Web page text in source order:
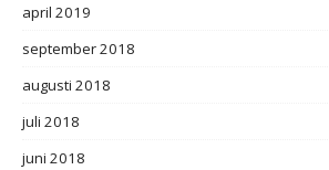
april 2019
september 2018
augusti 2018
juli 2018
juni 2018